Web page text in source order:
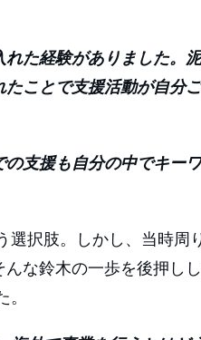
た経験がありました。
ことで支援活動が自分
支援も自分の中でキー
択肢。しかし、当時周
な鈴木の一歩を後押し